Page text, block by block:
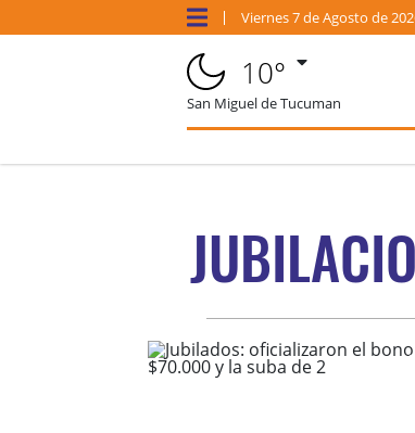
Viernes7 deAgosto de
10°
San Miguel de Tucuman